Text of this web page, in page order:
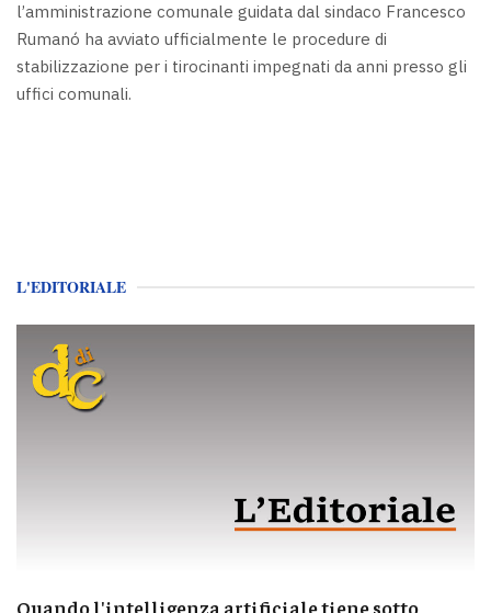
l’amministrazione comunale guidata dal sindaco Francesco
Rumanó ha avviato ufficialmente le procedure di
stabilizzazione per i tirocinanti impegnati da anni presso gli
uffici comunali.
L'EDITORIALE
Quando l'intelligenza artificiale tiene sotto